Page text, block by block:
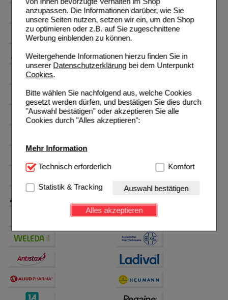
anzupassen. Die Informationen darüber, wie Sie
unsere Seiten nutzen, setzen wir ein, um den Shop
zu optimieren oder z.B. auf Sie zugeschnittene
Werbung einblenden zu können.
Weitergehende Informationen hierzu finden Sie in
unserer Datenschutzerklärungbei dem Unterpunkt
Cookies.
Bitte wählen Sie nachfolgend aus, welche Cookies
gesetzt werden dürfen, und bestätigen Sie dies durch
"Auswahl bestätigen" oder akzeptieren Sie alle
Cookies durch "Alles akzeptieren":
Mehr Information
Technisch Notwendig:Hierbei handelt es sich um
Website notwendig sind (z.B. Navigation, Warenkorb,
Kundenkonto), weshalb auf diese nicht verzichtet
werden kann.
Einkaufserlebnis noch ansprechender zu gestalten,
beispielsweise für die Wiedererkennung des
Verhaltensweisen (z.B. Spracheinstellung)
anzupassen. Komfort-Cookies ermöglichen es uns
auch auf Ihre Bedürfnisse zugeschrittene Inhalte
anzuzeigen und unser Partnerprogramm zu
betreiben.
Technisch erforderlich Komfort
Statistik & Tracking Auswahl bestätigen
Alles akzeptieren